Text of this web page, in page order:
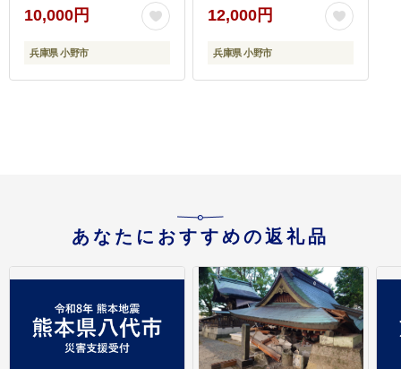
っとり 焼き菓子セット
焼き菓子詰め合わせ 贈
答用 ギフト 手土産 自宅
10,000円
兵庫県 小野市
ンシェ クッキー パウン
ドケーキ ギフト プレゼ
ント ]【のし(内祝い)】
12,000円
兵庫県 小野市
あなたにおすすめの返礼品